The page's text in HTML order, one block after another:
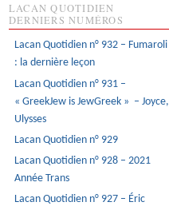
LACAN QUOTIDIEN
DERNIERS NUMÉROS
Lacan Quotidien n° 932 – Fumaroli
: la dernière leçon
Lacan Quotidien n° 931 –
« GreekJew is JewGreek » – Joyce,
Ulysses
Lacan Quotidien n° 929
Lacan Quotidien n° 928 – 2021
Année Trans
Lacan Quotidien n° 927 – Éric